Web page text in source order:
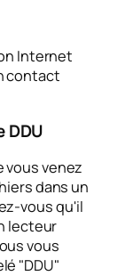
Internet
contact
DDU
vous venez
dans un
vous qu'il
lecteur
vous
"DDU"